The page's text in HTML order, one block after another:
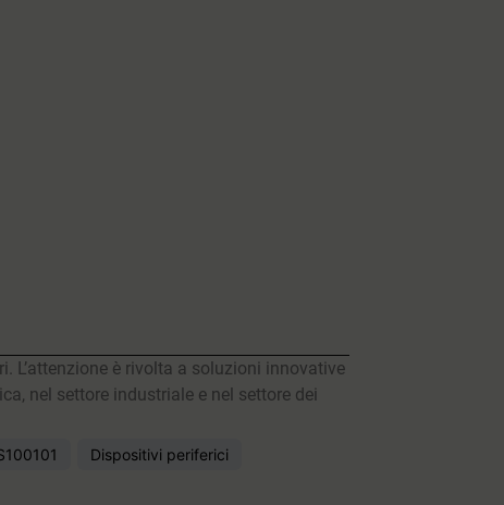
L’attenzione è rivolta a soluzioni innovative
nel settore industriale e nel settore dei
Dispositivi periferici